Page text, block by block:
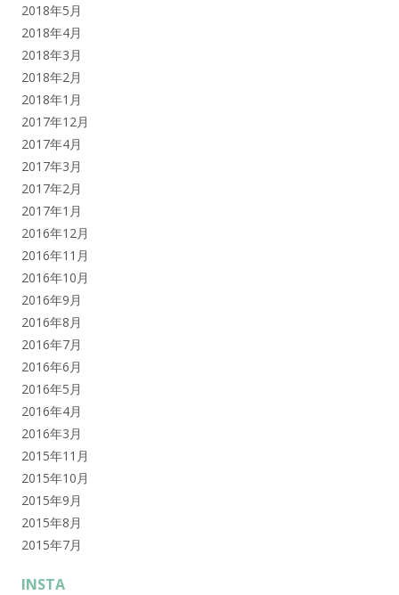
2018年5月
2018年4月
2018年3月
2018年2月
2018年1月
2017年12月
2017年4月
2017年3月
2017年2月
2017年1月
2016年12月
2016年11月
2016年10月
2016年9月
2016年8月
2016年7月
2016年6月
2016年5月
2016年4月
2016年3月
2015年11月
2015年10月
2015年9月
2015年8月
2015年7月
INSTA